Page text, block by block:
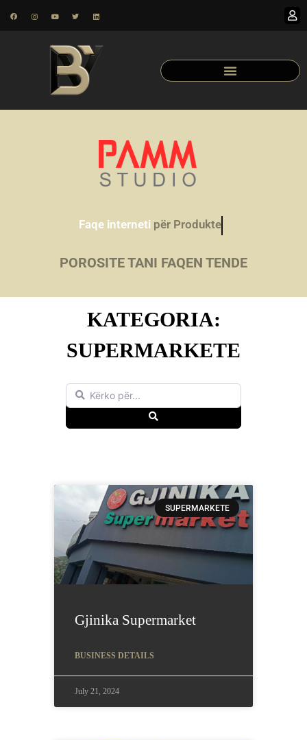
Faqe interneti për Produkte
POROSITE TANI FAQEN TENDE
KATEGORIA:
SUPERMARKETE
Kërko për...
SUPERMARKETE
Gjinika Supermarket
BUSINESS DETAILS
July 21, 2024